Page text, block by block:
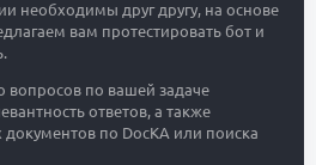
необходимы друг другу, на основе
вам протестировать бот и
вопросов по вашей задаче
ответов, а также
по DocKA или поиска